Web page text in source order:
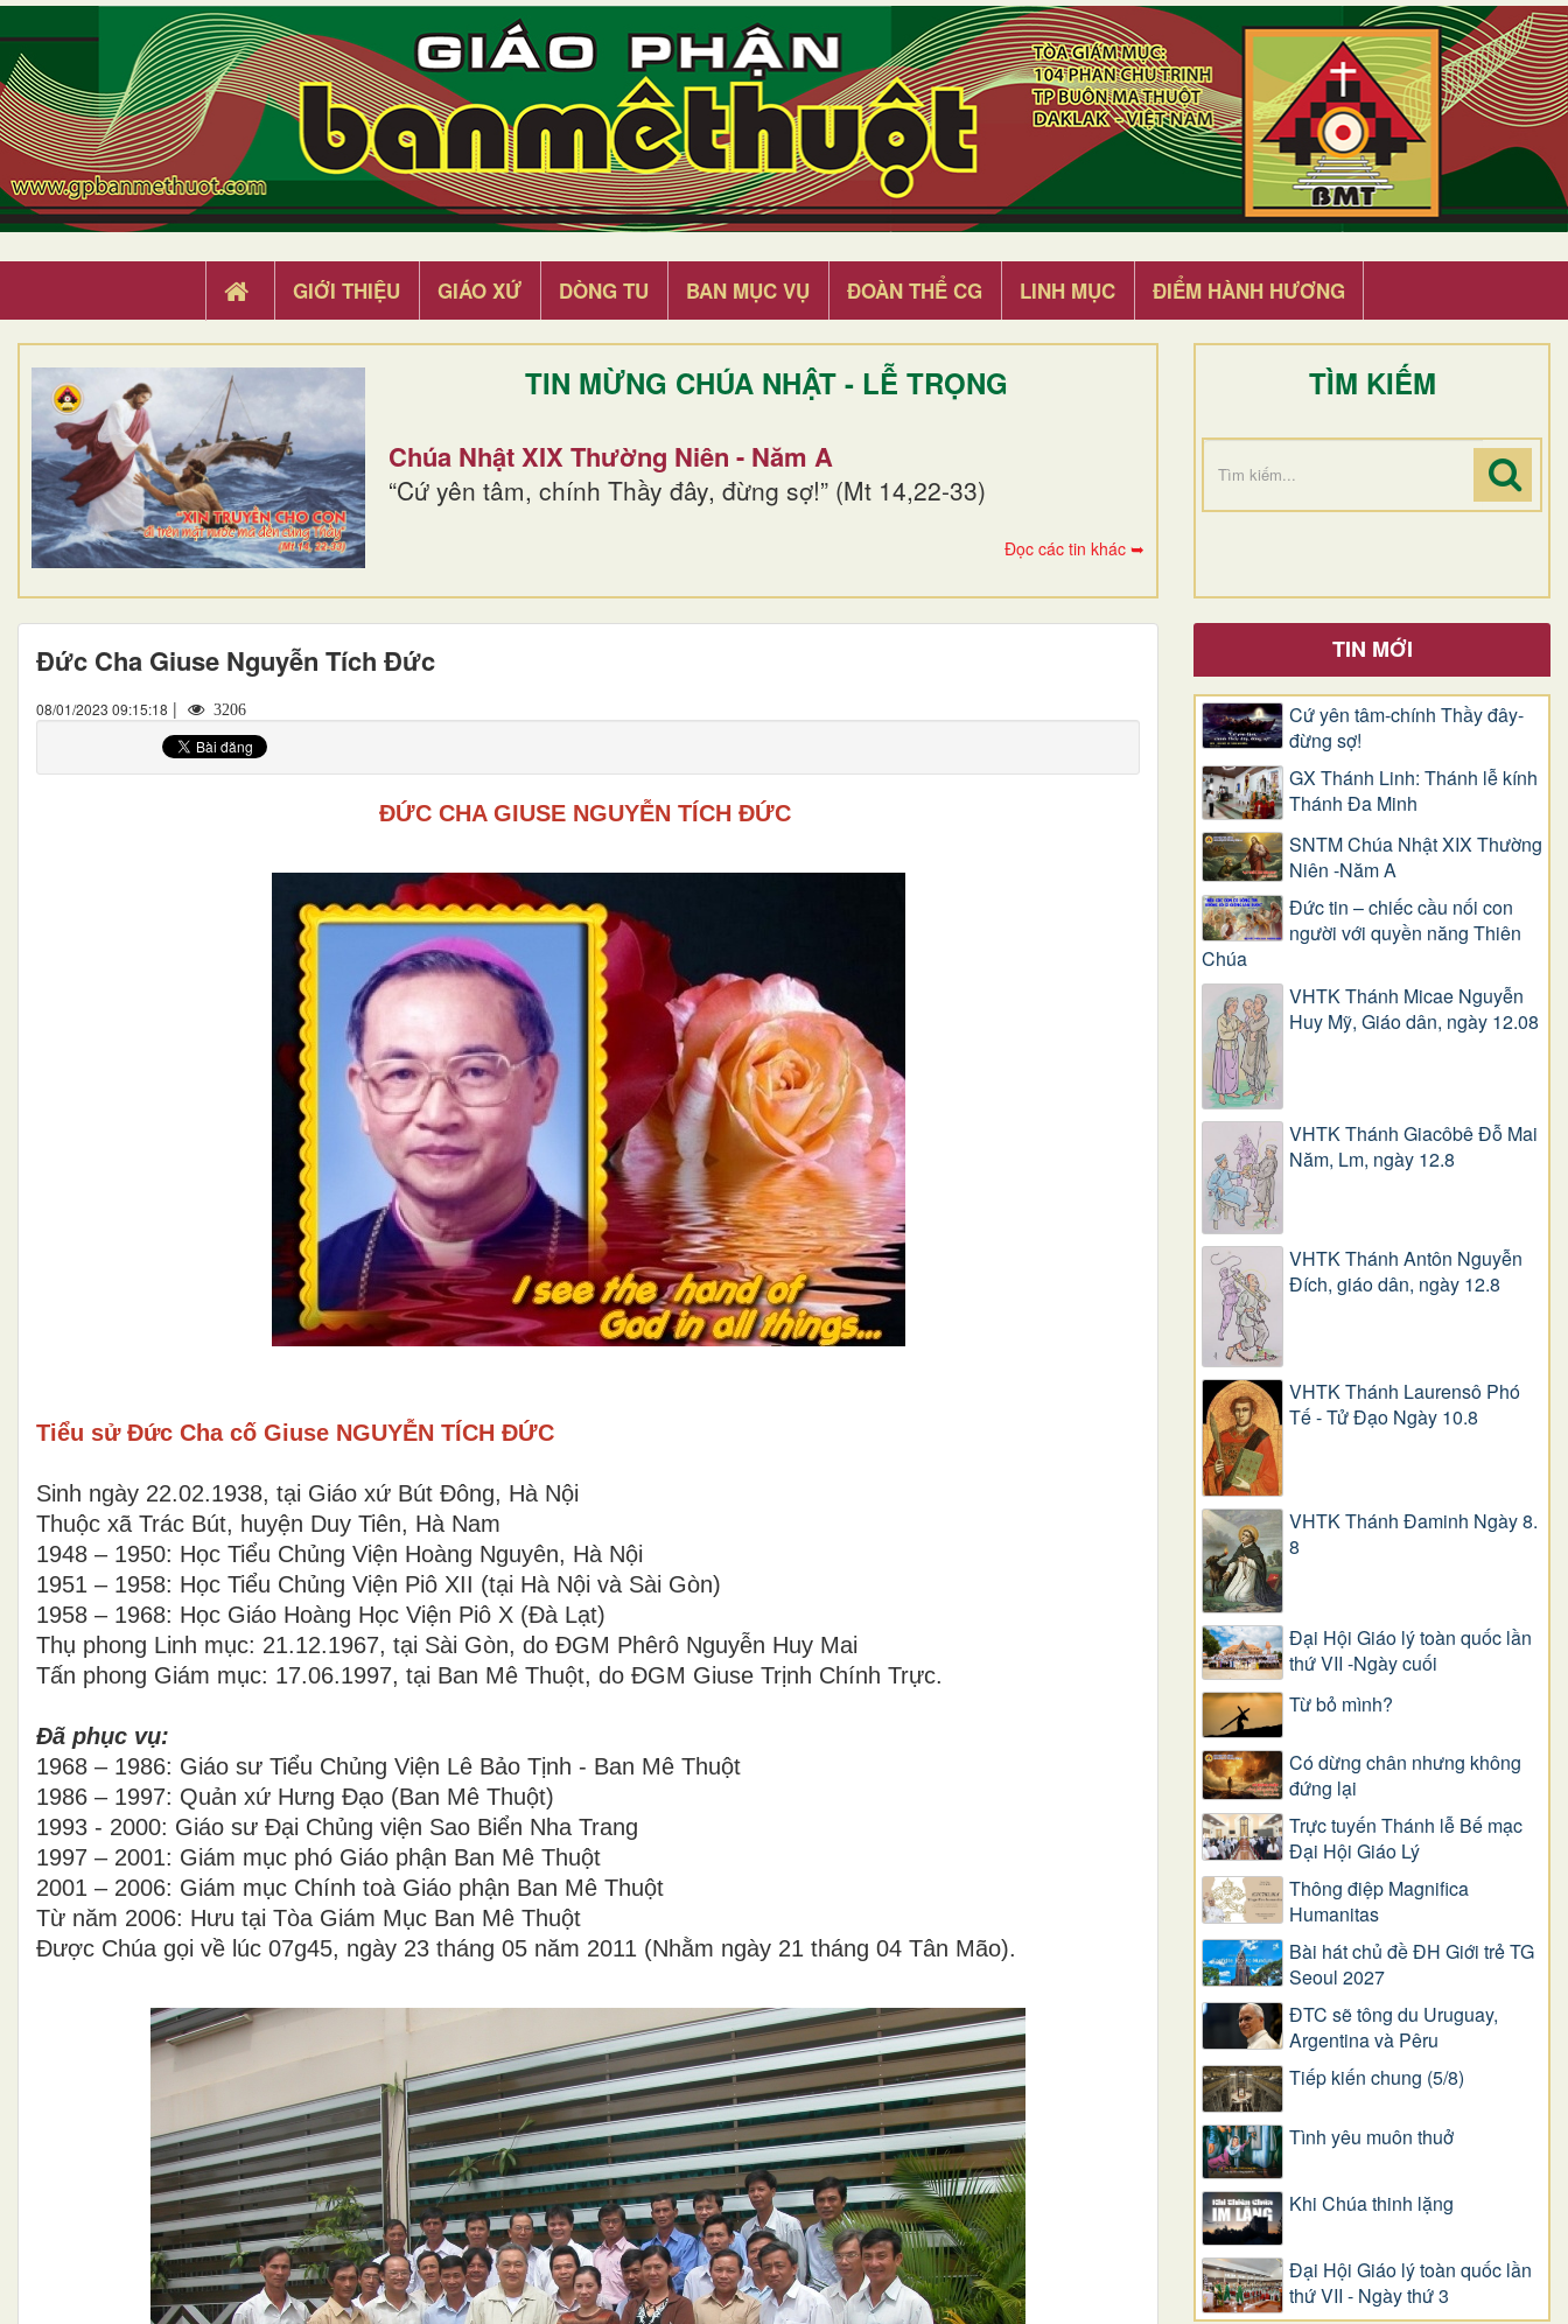
GIỚI THIỆU GIÁO XỨ DÒNG TU BAN MỤC VỤ ĐOÀN THỂ CG LINH MỤC ĐIỂM HÀNH HƯƠNG
TIN MỪNG CHÚA NHẬT - LỄ TRỌNG
Chúa Nhật XIX Thường Niên - Năm A
“Cứ yên tâm, chính Thầy đây, đừng sợ!” (Mt 14,22-33)
Đọc các tin khác ➥
TÌM KIẾM
Đức Cha Giuse Nguyễn Tích Đức
08/01/2023 09:15:18 | 3206
ĐỨC CHA GIUSE NGUYỄN TÍCH ĐỨC
Tiểu sử Đức Cha cố Giuse NGUYỄN TÍCH ĐỨC
Sinh ngày 22.02.1938, tại Giáo xứ Bút Đông, Hà Nội
Thuộc xã Trác Bút, huyện Duy Tiên, Hà Nam
1948 – 1950: Học Tiểu Chủng Viện Hoàng Nguyên, Hà Nội
1951 – 1958: Học Tiểu Chủng Viện Piô XII (tại Hà Nội và Sài Gòn)
1958 – 1968: Học Giáo Hoàng Học Viện Piô X (Đà Lạt)
Thụ phong Linh mục: 21.12.1967, tại Sài Gòn, do ĐGM Phêrô Nguyễn Huy Mai
Tấn phong Giám mục: 17.06.1997, tại Ban Mê Thuột, do ĐGM Giuse Trịnh Chính Trực.
Đã phục vụ:
1968 – 1986: Giáo sư Tiểu Chủng Viện Lê Bảo Tịnh - Ban Mê Thuột
1986 – 1997: Quản xứ Hưng Đạo (Ban Mê Thuột)
1993 - 2000: Giáo sư Đại Chủng viện Sao Biển Nha Trang
1997 – 2001: Giám mục phó Giáo phận Ban Mê Thuột
2001 – 2006: Giám mục Chính toà Giáo phận Ban Mê Thuột
Từ năm 2006: Hưu tại Tòa Giám Mục Ban Mê Thuột
Được Chúa gọi về lúc 07g45, ngày 23 tháng 05 năm 2011 (Nhằm ngày 21 tháng 04 Tân Mão).
TIN MỚI
Cứ yên tâm-chính Thầy đây-
đừng sợ!
GX Thánh Linh: Thánh lễ kính
Thánh Đa Minh
SNTM Chúa Nhật XIX Thường
Niên -Năm A
Đức tin – chiếc cầu nối con
người với quyền năng Thiên
Chúa
VHTK Thánh Micae Nguyễn
Huy Mỹ, Giáo dân, ngày 12.08
VHTK Thánh Giacôbê Ðỗ Mai
Năm, Lm, ngày 12.8
VHTK Thánh Antôn Nguyễn
Ðích, giáo dân, ngày 12.8
VHTK Thánh Laurensô Phó
Tế - Tử Đạo Ngày 10.8
VHTK Thánh Đaminh Ngày 8.
8
Đại Hội Giáo lý toàn quốc lần
thứ VII -Ngày cuối
Từ bỏ mình?
Có dừng chân nhưng không
đứng lại
Trực tuyến Thánh lễ Bế mạc
Đại Hội Giáo Lý
Thông điệp Magnifica
Humanitas
Bài hát chủ đề ĐH Giới trẻ TG
Seoul 2027
ĐTC sẽ tông du Uruguay,
Argentina và Pêru
Tiếp kiến chung (5/8)
Tình yêu muôn thuở
Khi Chúa thinh lặng
Đại Hội Giáo lý toàn quốc lần
thứ VII - Ngày thứ 3